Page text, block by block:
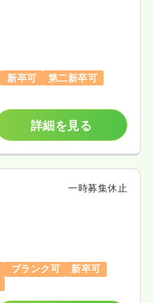
新卒可
第二新卒可
詳細を見る
一時募集休止
ブランク可
新卒可